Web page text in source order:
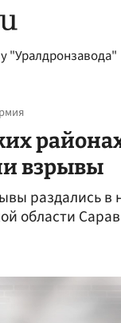
"Уралдронзавода"
взрывы
раздались в
области